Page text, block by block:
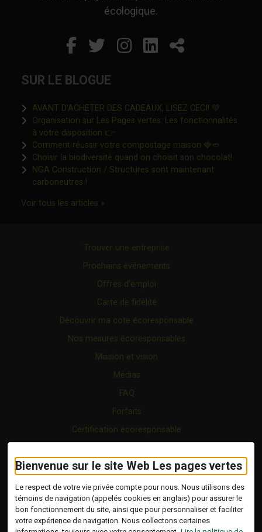
Bienvenue sur le site Web Les pages vertes
Le respect de votre vie privée compte pour nous. Nous utilisons des
témoins de navigation (appelés cookies en anglais) pour assurer le
bon fonctionnement du site, ainsi que pour personnaliser et faciliter
votre expérience de navigation. Nous collectons certaines
écologique.
Facebook
Ce lien s'ouvrira dans
Twitter
Ce lien s'ouvrira
Instagram
Ce lien s'ouvrira
LinkedIn
Ce lien
Partager
SUR LE BLOGUE
AVANT D’ACHETER DES CADEAUX, LISEZ CECI! 💚
Organisation sur Les Pages vertes: Les fonctionnalités
à votre disposition 👉Ce lien s'ouvrira dans une nouvelle
Comment réussir votre compostage maison 🍓🥙
Choisir la biodiversité quand on choisit son chocolat!Ce lien
NGA Construction / Structures sont maintenant
carboneutres !Ce lien s'ouvrira dans une nouvelle fenêtre"
Voir tous les articles »Ce lien s'ouvrira dans une nouvelle
Trouver une entreprise
Prochains événements
Offres d’emploi
Carte de fidélité
Découvrir ma cote écoresponsable
Nos mesures écoresponsables
Mission et vision
Médias
FAQ
Forfaits
Certification écoresponsable
Vidéo
Blogue
Copyright © 2026 Tous droits réservés.
Les Pages Vertes | Répertoire d'entreprises